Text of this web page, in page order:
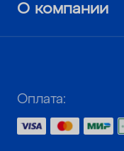
О компании
Оплата: